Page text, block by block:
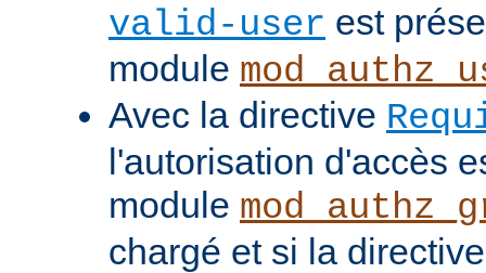
valid-user est
module
Avec la directive
l'autorisation d'accès
module
chargé et si la